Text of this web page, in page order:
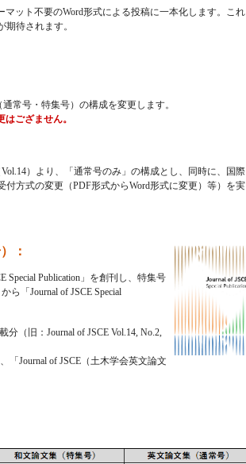
ット不要のWord形式による投稿に一本化します。これ
待されます。
常号・特集号）の構成を変更します。
ござません。
Vol.14）より、「通常号のみ」の構成とし、同時に、国際
方式の変更（PDF形式からWord形式に変更）等）を実
：
Special Publication」を創刊し、特集号
ら「Journal of JSCE Special
分（旧：Journal of JSCE Vol.14, No.2,
「Journal of JSCE（土木学会英文論文